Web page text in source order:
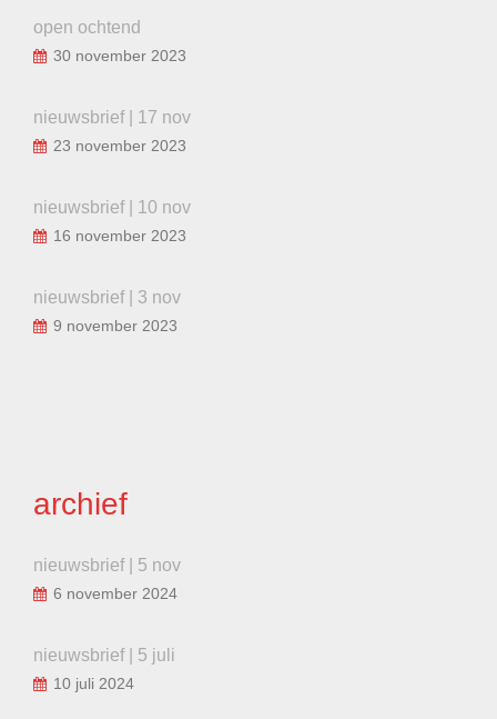
open ochtend
30 november 2023
nieuwsbrief | 17 nov
23 november 2023
nieuwsbrief | 10 nov
16 november 2023
nieuwsbrief | 3 nov
9 november 2023
archief
nieuwsbrief | 5 nov
6 november 2024
nieuwsbrief | 5 juli
10 juli 2024